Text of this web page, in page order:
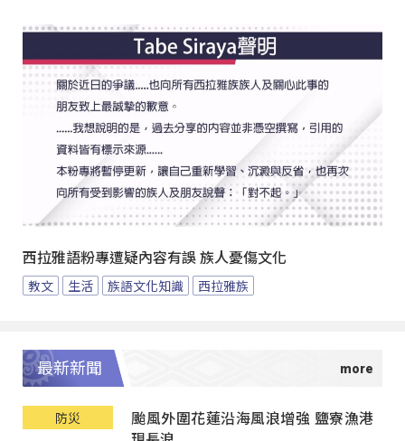
西拉雅語粉專遭疑內容有誤 族人憂傷文化
教文 生活 族語文化知識 西拉雅族
最新新聞
防災
颱風外圍花蓮沿海風浪增強 鹽寮漁港